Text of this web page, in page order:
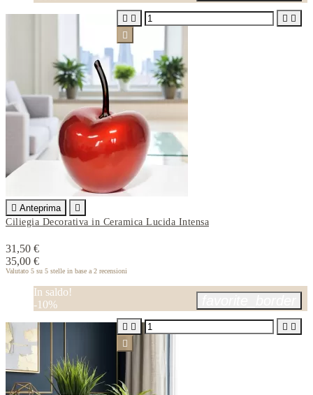
 Anteprima

Ciliegia Decorativa in Ceramica Lucida Intensa
31,50 €
35,00 €
Valutato 5 su 5 stelle in base a 2 recensioni
   

In saldo!
-10%
   
